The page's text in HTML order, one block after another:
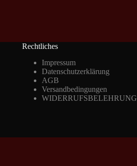
Rechtliches
Impressum
Datenschutzerklärung
AGB
Versandbedingungen
WIDERRUFSBELEHRUNG